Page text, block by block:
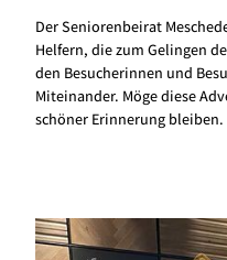
Der Seniorenbeirat
Helfern, die zum Gelingen
den Besucherinnen und
Miteinander. Möge diese
schöner Erinnerung bleiben.